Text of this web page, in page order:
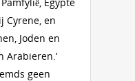
Cyrene, en
Joden en
Arabieren.’
geen